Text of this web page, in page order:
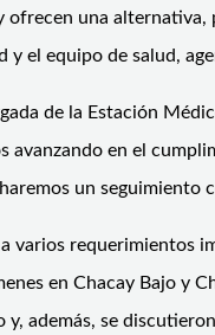
una
el equipo de salud,
de la Estación
avanzando en el
un
varios requerimientos
en Chacay Bajo y
y, además, se